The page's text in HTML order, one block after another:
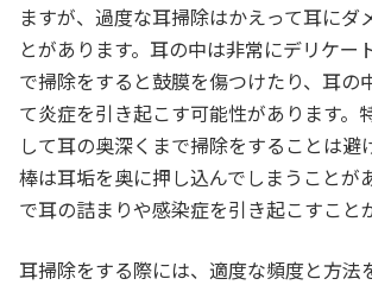
ますが、過度な耳掃除はかえって耳にダ
とがあります。耳の中は非常にデリケー
で掃除をすると鼓膜を傷つけたり、耳の
て炎症を引き起こす可能性があります。
して耳の奥深くまで掃除をすることは避
棒は耳垢を奥に押し込んでしまうことが
で耳の詰まりや感染症を引き起こすこと
耳掃除をする際には、適度な頻度と方法